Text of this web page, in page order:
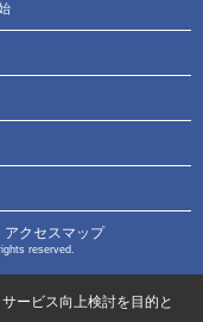
アクセスマップ
reserved.
ービス向上検討を目的と